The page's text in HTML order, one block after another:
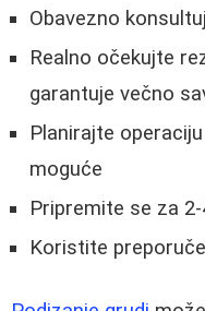
Obavezno
Realno očekujte
garantuje večno
Planirajte
moguće
Pripremite se za
Koristite